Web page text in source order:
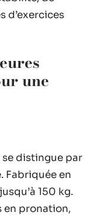
d’exercices
une
se distingue par
Fabriquée en
150 kg.
en pronation,